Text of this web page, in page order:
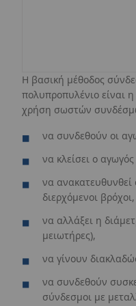
Η βασική μέθοδος
πολυπροπυλένιο είναι
χρήση σωστών
να συνδεθούν οι
να κλείσει ο
να ανακατευθυνθεί
διερχόμενοι
να αλλάξει η
μειωτήρες),
να γίνουν
να συνδεθούν
σύνδεσμοι με